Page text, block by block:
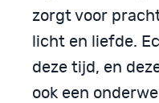
zorgt voor
licht en liefde.
deze tijd, en
ook een